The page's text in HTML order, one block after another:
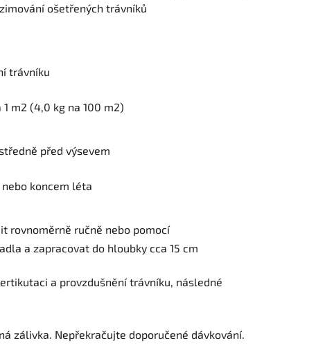
ošetřených trávníků
trávníku
1 m2 (4,0 kg na 100 m2)
před výsevem
nebo koncem léta
rovnoměrně ručně nebo pomocí
a zapracovat do hloubky cca 15 cm
a provzdušnění trávníku, následné
zálivka. Nepřekračujte doporučené dávkování.